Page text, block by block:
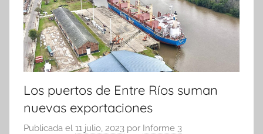
Los puertos de Entre Ríos suman
nuevas exportaciones
Publicada el 11 julio, 2023 por Informe 3